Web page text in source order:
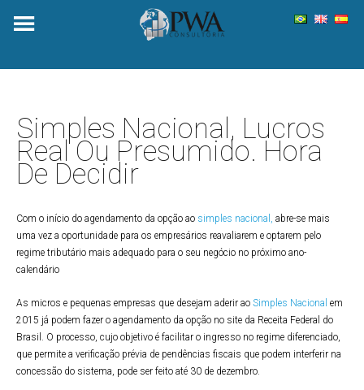
Simples Nacional, Lucros
Real Ou Presumido. Hora
De Decidir
Com o início do agendamento da opção ao simples nacional, abre-se mais
uma vez a oportunidade para os empresários reavaliarem e optarem pelo
regime tributário mais adequado para o seu negócio no próximo ano-
calendário
As micros e pequenas empresas que desejam aderir ao Simples Nacional em
2015 já podem fazer o agendamento da opção no site da Receita Federal do
Brasil. O processo, cujo objetivo é facilitar o ingresso no regime diferenciado,
que permite a verificação prévia de pendências fiscais que podem interferir na
concessão do sistema, pode ser feito até 30 de dezembro.